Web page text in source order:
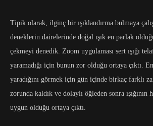
Tipik olarak, ilginç bir ışıklandırma bulmaya
deneklerin dairelerinde doğal ışık en parlak
çekmeyi denedik. Zoom uygulaması sert ışığı
yaramadığı için bunun zor olduğu ortaya çıktı.
yaradığını görmek için gün içinde birkaç farklı
zorunda kaldık ve dolaylı öğleden sonra
uygun olduğu ortaya çıktı.